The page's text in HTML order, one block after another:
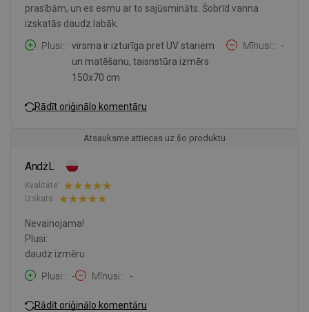
prasībām, un es esmu ar to sajūsmināts. Šobrīd vanna
izskatās daudz labāk.
Plusi:
virsma ir izturīga pret UV stariem
un matēšanu, taisnstūra izmērs
150x70 cm
Mīnusi: -
Rādīt oriģinālo komentāru
Atsauksme attiecas uz šo produktu
AndżL
Kvalitāte:
Izskats:
Nevainojama!
Plusi:
daudz izmēru
Plusi:
- Mīnusi: -
Rādīt oriģinālo komentāru